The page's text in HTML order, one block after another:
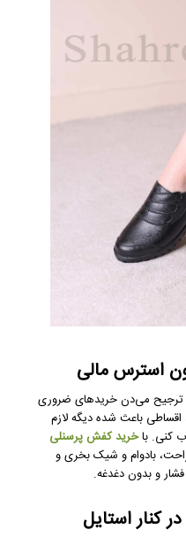
استرس مالی
ترجیح می‌دن خریدهای ضروری
اقساطی باعث شده دیگه لازم
کنی. باخرید کفش پرسنلی
بادوام و شیک بخری و
و بدون دغدغه.
کنار استایل